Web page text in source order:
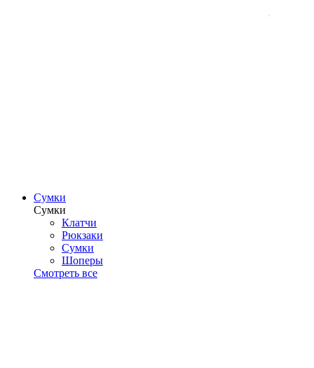
Сумки
Сумки
Клатчи
Рюкзаки
Сумки
Шоперы
Смотреть все